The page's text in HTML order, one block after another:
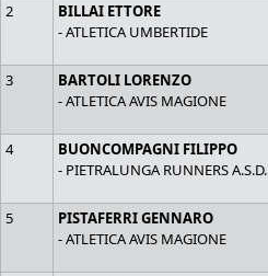
2
BILLAI ETTORE
- ATLETICA UMBERTIDE
3
BARTOLI LORENZO
- ATLETICA AVIS MAGIONE
4
BUONCOMPAGNI FILIPPO
- PIETRALUNGA RUNNERS A.S.D.
5
PISTAFERRI GENNARO
- ATLETICA AVIS MAGIONE